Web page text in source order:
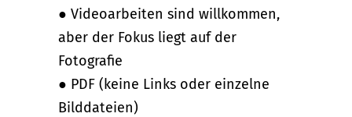
● Videoarbeiten sind willkommen,
aber der Fokus liegt auf der
Fotografie
● PDF (keine Links oder einzelne
Bilddateien)